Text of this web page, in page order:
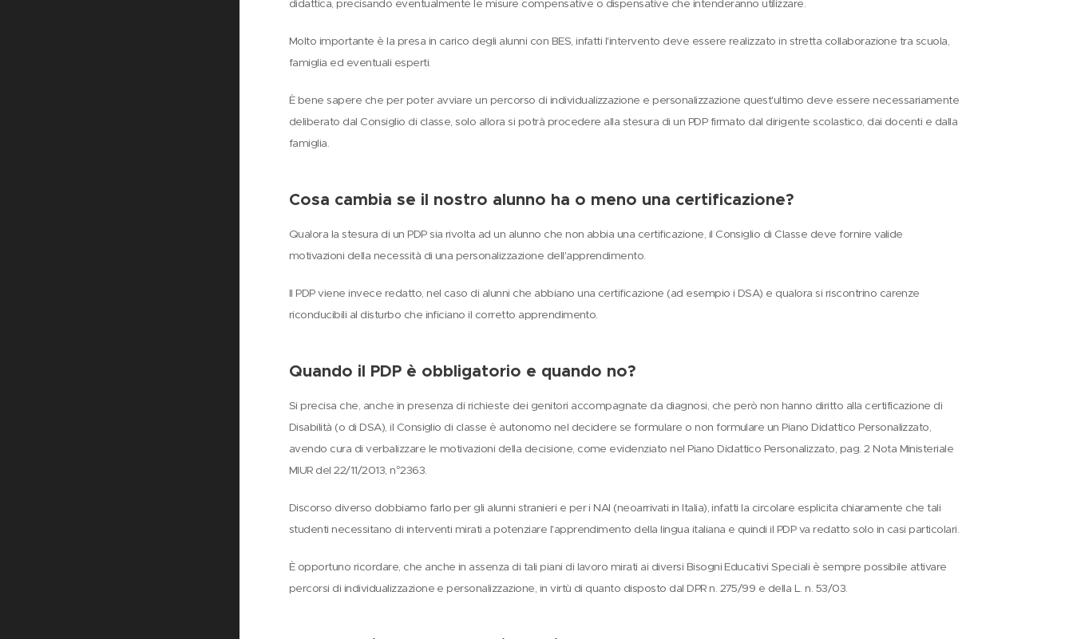
didattica, precisando eventualmente le misure compensative o dispensative che intenderanno utilizzare.
Molto importante è la presa in carico degli alunni con BES, infatti l'intervento deve essere realizzato in stretta collaborazione tra scuola,
famiglia ed eventuali esperti.
È bene sapere che per poter avviare un percorso di individualizzazione e personalizzazione quest'ultimo deve essere necessariamente
deliberato dal Consiglio di classe, solo allora si potrà procedere alla stesura di un PDP firmato dal dirigente scolastico, dai docenti e dalla
famiglia.
Cosa cambia se il nostro alunno ha o meno una certificazione?
Qualora la stesura di un PDP sia rivolta ad un alunno che non abbia una certificazione, il Consiglio di Classe deve fornire valide
motivazioni della necessità di una personalizzazione dell'apprendimento.
Il PDP viene invece redatto, nel caso di alunni che abbiano una certificazione (ad esempio i DSA) e qualora si riscontrino carenze
riconducibili al disturbo che inficiano il corretto apprendimento.
Quando il PDP è obbligatorio e quando no?
Si precisa che, anche in presenza di richieste dei genitori accompagnate da diagnosi, che però non hanno diritto alla certificazione di
Disabilità (o di DSA), il Consiglio di classe è autonomo nel decidere se formulare o non formulare un Piano Didattico Personalizzato,
avendo cura di verbalizzare le motivazioni della decisione, come evidenziato nel Piano Didattico Personalizzato, pag. 2 Nota Ministeriale
MIUR del 22/11/2013, n°2363.
Discorso diverso dobbiamo farlo per gli alunni stranieri e per i NAI (neoarrivati in Italia), infatti la circolare esplicita chiaramente che tali
studenti necessitano di interventi mirati a potenziare l'apprendimento della lingua italiana e quindi il PDP va redatto solo in casi particolari.
È opportuno ricordare, che anche in assenza di tali piani di lavoro mirati ai diversi Bisogni Educativi Speciali è sempre possibile attivare
percorsi di individualizzazione e personalizzazione, in virtù di quanto disposto dal DPR n. 275/99 e della L. n. 53/03.